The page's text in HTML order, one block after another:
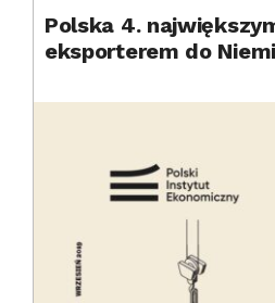
Polska 4.
eksporterem do